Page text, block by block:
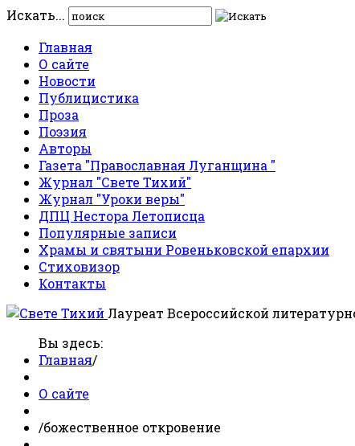
Искать...
Главная
О сайте
Новости
Публицистика
Проза
Поэзия
Авторы
Газета "Православная Луганщина "
Журнал "Свете Тихий"
Журнал "Уроки веры"
ДПЦ Нестора Летописца
Популярные записи
Храмы и святыни Ровеньковской епархии
Стиховизор
Контакты
Лауреат Всероссийской
Вы здесь:
Главная/
О сайте
/божественное откровение